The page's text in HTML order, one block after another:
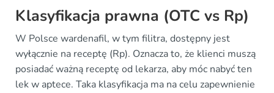
Klasyfikacja prawna (OTC vs Rp)
W Polsce wardenafil, w tym filitra, dostępny jest
wyłącznie na receptę (Rp). Oznacza to, że klienci muszą
posiadać ważną receptę od lekarza, aby móc nabyć ten
lek w aptece. Taka klasyfikacja ma na celu zapewnienie